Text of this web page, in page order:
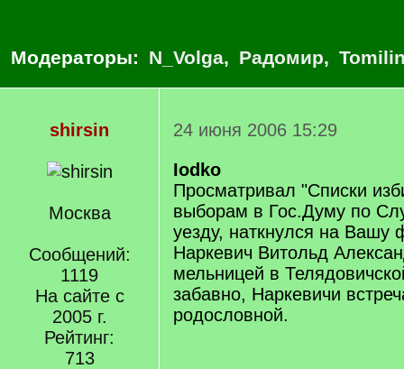
Модераторы: N_Volga, Радомир,
shirsin
Москва
Сообщений:
1119
На сайте с
2005 г.
Рейтинг:
713
24 июня 2006 15:29
Iodko
Просматривал "Списки
выборам в Гос.Думу по
уезду, наткнулся на
Наркевич Витольд
мельницей в
забавно, Наркевичи
родословной.